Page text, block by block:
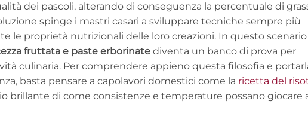
dei pascoli, alterando di conseguenza la percentuale di
spinge i mastri casari a sviluppare tecniche sempre più
le proprietà nutrizionali delle loro creazioni. In questo scenario
fruttata e paste erborinate diventa un banco di prova per
culinaria. Per comprendere appieno questa filosofia e
basta pensare a capolavori domestici come la ricetta del
brillante di come consistenze e temperature possano giocare